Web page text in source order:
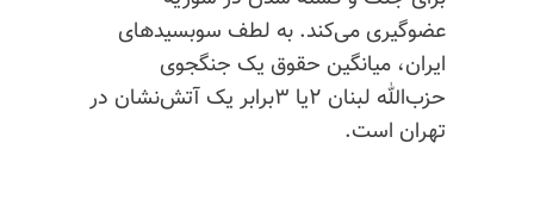
عضوگیری می‌کند. به لطف سوبسیدهای
ایران، میانگین حقوق یک جنگجوی
حزب‌الله لبنان ۲یا ۳برابر یک آتش‌نشان در
تهران است.